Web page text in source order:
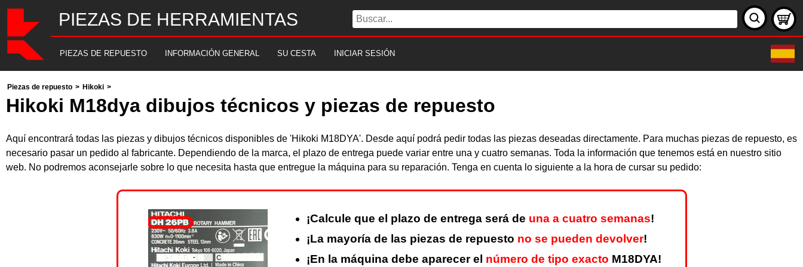
PIEZAS DE HERRAMIENTAS
PIEZAS DE REPUESTO INFORMACIÓN GENERAL SU CESTA INICIAR SESIÓN
Piezas de repuesto > Hikoki >
Hikoki M18dya dibujos técnicos y piezas de repuesto
Aquí encontrará todas las piezas y dibujos técnicos disponibles de 'Hikoki M18DYA'. Desde aquí podrá pedir todas las piezas deseadas directamente. Para muchas piezas de repuesto, es
necesario pasar un pedido al fabricante. Dependiendo de la marca, el plazo de entrega puede variar entre una y cuatro semanas. Toda la información que tenemos está en nuestro sitio
web. No podremos aconsejarle sobre lo que necesita hasta que entregue la máquina para su reparación. Tenga en cuenta lo siguiente a la hora de cursar su pedido:
¡Calcule que el plazo de entrega será de una a cuatro semanas!
¡La mayoría de las piezas de repuesto no se pueden devolver!
¡En la máquina debe aparecer el número de tipo exacto M18DYA!